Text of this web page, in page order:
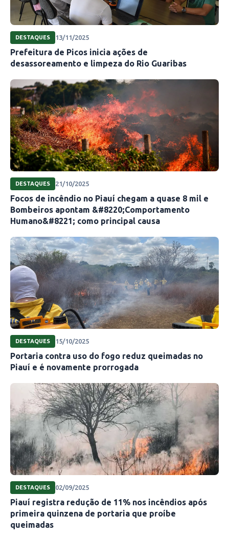
DESTAQUES 13/11/2025
Prefeitura de Picos inicia ações de
desassoreamento e limpeza do Rio Guaribas
DESTAQUES 21/10/2025
Focos de incêndio no Piauí chegam a quase 8 mil e
Bombeiros apontam &#8220;Comportamento
Humano&#8221; como principal causa
DESTAQUES 15/10/2025
Portaria contra uso do fogo reduz queimadas no
Piauí e é novamente prorrogada
DESTAQUES 02/09/2025
Piauí registra redução de 11% nos incêndios após
primeira quinzena de portaria que proíbe
queimadas